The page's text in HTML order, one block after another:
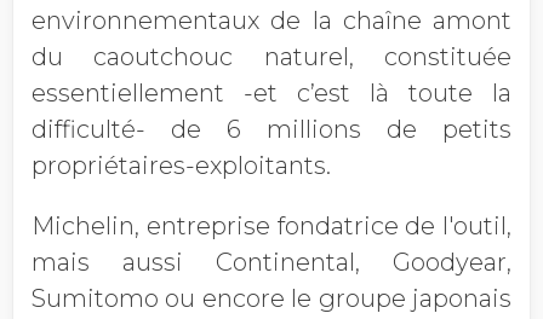
environnementaux de la chaîne amont
du caoutchouc naturel, constituée
essentiellement -et c’est là toute la
difficulté- de 6 millions de petits
propriétaires-exploitants.
Michelin, entreprise fondatrice de l'outil,
mais aussi Continental, Goodyear,
Sumitomo ou encore le groupe japonais